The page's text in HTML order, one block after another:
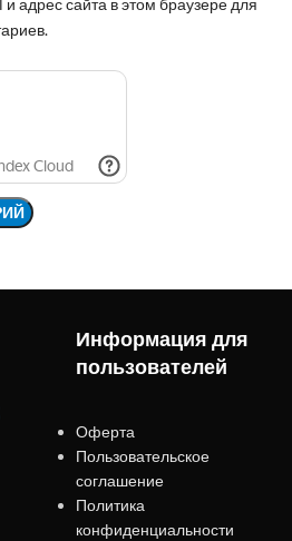
Информация для
пользователей
Оферта
Пользовательское
соглашение
Политика
конфиденциальности